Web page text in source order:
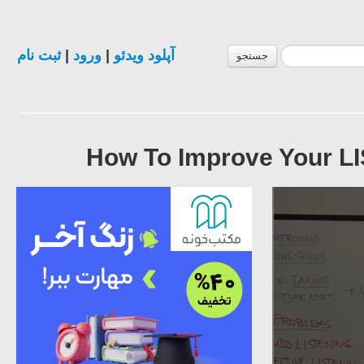
جستجو آپلود ویدئو ورود |ثبت نام
How To Improve Your